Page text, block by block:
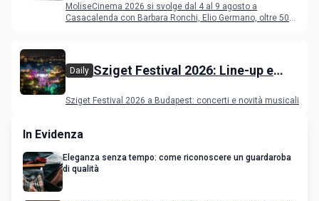
MoliseCinema 2026 si svolge dal 4 al 9 agosto a
Casacalenda con Barbara Ronchi, Elio Germano, oltre 50
Daily Sziget Festival 2026: Line-up e
Sziget Festival 2026 a Budapest: concerti e novità musicali
In Evidenza
Eleganza senza tempo: come riconoscere un guardaroba
di qualità